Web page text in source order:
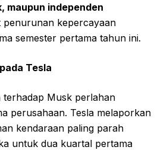
maupun independen
penurunan kepercayaan
semester pertama tahun ini.
Tesla
terhadap Musk perlahan
perusahaan. Tesla melaporkan
kendaraan paling parah
untuk dua kuartal pertama